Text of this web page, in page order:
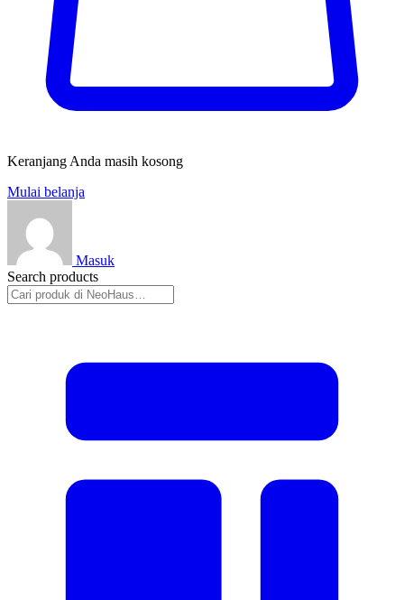
Keranjang Anda masih kosong
Mulai belanja
Masuk
Search products